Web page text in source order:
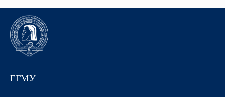
ЕГМУ